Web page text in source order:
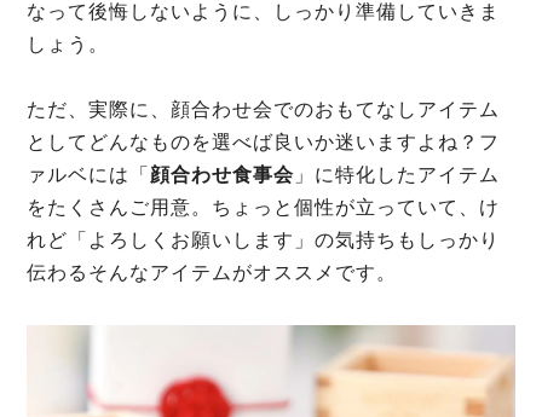
なって後悔しないように、しっかり準備していきま
しょう。
ただ、実際に、顔合わせ会でのおもてなしアイテム
としてどんなものを選べば良いか迷いますよね？フ
ァルベには「 顔合わせ食事会 」に特化したアイテム
をたくさんご用意。ちょっと個性が立っていて、け
れど「よろしくお願いします」の気持ちもしっかり
伝わるそんなアイテムがオススメです。